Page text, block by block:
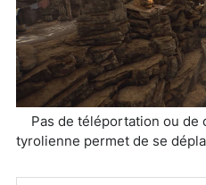
Pas de téléportation ou de
tyrolienne permet de se